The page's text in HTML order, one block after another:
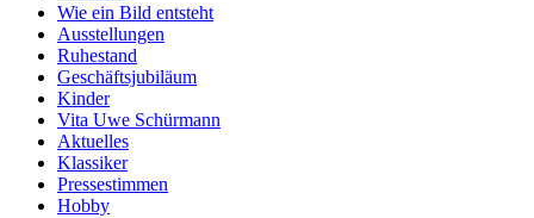
Wie ein Bild entsteht
Ausstellungen
Ruhestand
Geschäftsjubiläum
Kinder
Vita Uwe Schürmann
Aktuelles
Klassiker
Pressestimmen
Hobby